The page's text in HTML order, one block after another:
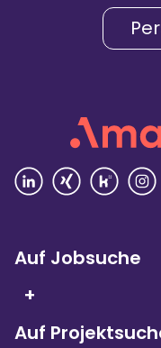
Unternehmenskultur
Rezensionen lesen
Auf Jobsuche
+
Auf